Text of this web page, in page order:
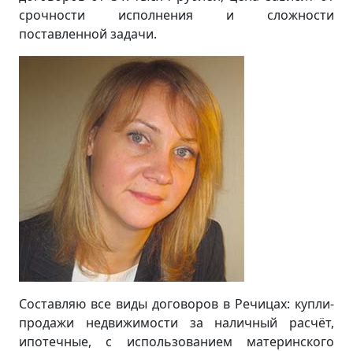
срочности исполнения и сложности
поставленной задачи.
Составляю все виды договоров в Речицах: купли-
продажи недвижимости за наличный расчёт,
ипотечные, с использованием материнского